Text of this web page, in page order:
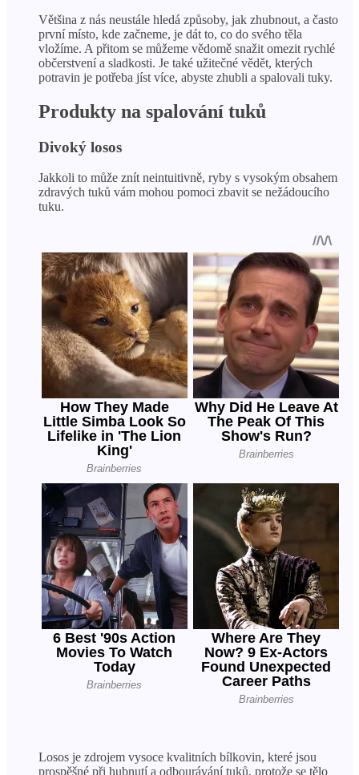
Většina z nás neustále hledá způsoby, jak zhubnout, a často
první místo, kde začneme, je dát to, co do svého těla
vložíme. A přitom se můžeme vědomě snažit omezit rychlé
občerstvení a sladkosti. Je také užitečné vědět, kterých
potravin je potřeba jíst více, abyste zhubli a spalovali tuky.
Produkty na spalování tuků
Divoký losos
Jakkoli to může znít neintuitivně, ryby s vysokým obsahem
zdravých tuků vám mohou pomoci zbavit se nežádoucího
tuku.
Losos je zdrojem vysoce kvalitních bílkovin, které jsou
prospěšné při hubnutí a odbourávání tuků, protože se tělo